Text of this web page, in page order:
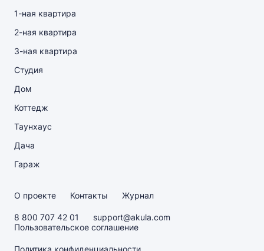
1-ная квартира
2-ная квартира
3-ная квартира
Студия
Дом
Коттедж
Таунхаус
Дача
Гараж
О проекте Контакты Журнал
8 800 707 42 01
support@akula.com
Пользовательское соглашение
Политика конфиденциальности